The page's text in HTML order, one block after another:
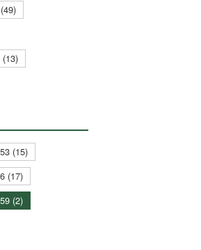
(15)
(17)
(2)